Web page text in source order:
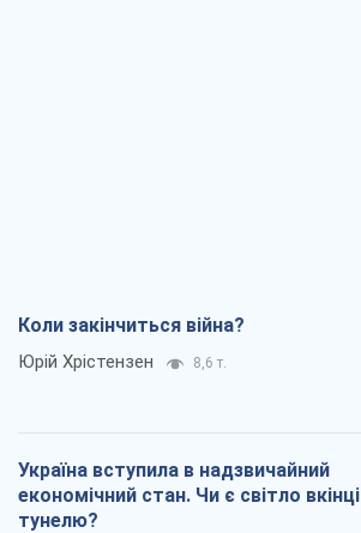
Коли закінчиться війна?
Юрій Хрістензен 8,6 т.
Україна вступила в надзвичайний
економічний стан. Чи є світло вкінці
тунелю?